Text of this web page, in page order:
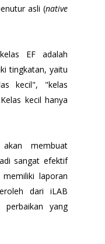
asli (native
EF adalah
tingkatan, yaitu
kecil", "kelas
kecil hanya
membuat
sangat efektif
laporan
dari iLAB
yang